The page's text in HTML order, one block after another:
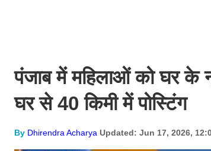
पंजाब में महिलाओं को घर के
घर से 40 किमी में पोस्टिंग
By Dhirendra Acharya Updated: Jun 17, 2026,